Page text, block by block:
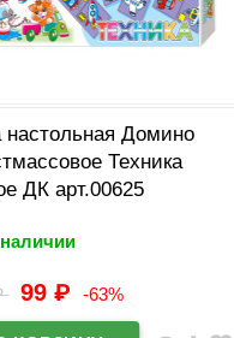
настольная Домино
Техника
ДК арт.00625
99₽ -63%